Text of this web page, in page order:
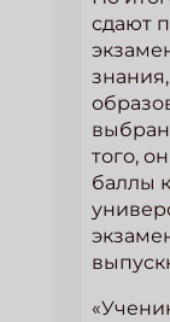
сдают
того,
баллы